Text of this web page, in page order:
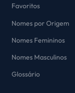
Favoritos
Nomes por Origem
Nomes Femininos
Nomes Masculinos
Glossário